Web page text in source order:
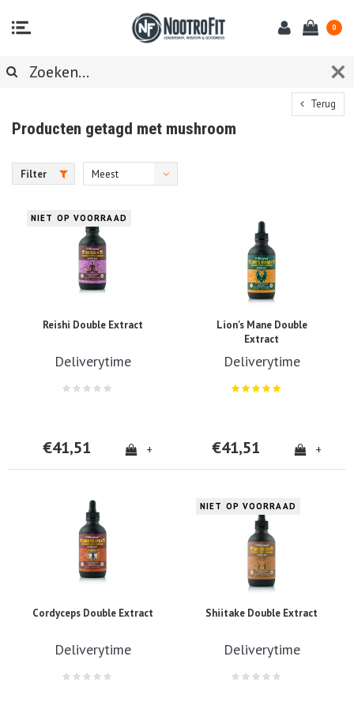
0
Terug
Producten getagd met mushroom
Filter
Meest
NIET OP VOORRAAD
Reishi Double Extract
Deliverytime
€41,51 +
Lion's Mane Double
Extract
Deliverytime
€41,51 +
Cordyceps Double Extract
Deliverytime
NIET OP VOORRAAD
Shiitake Double Extract
Deliverytime